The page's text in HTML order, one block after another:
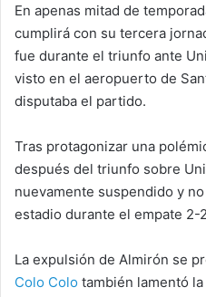
En apenas mitad de
cumplirá con su tercera
fue durante el triunfo ante
visto en el aeropuerto de
disputaba el partido.
Tras protagonizar una
después del triunfo sobre
nuevamente suspendido y
estadio durante el empate 2-
La expulsión de Almirón se
Colo Colo también lamentó